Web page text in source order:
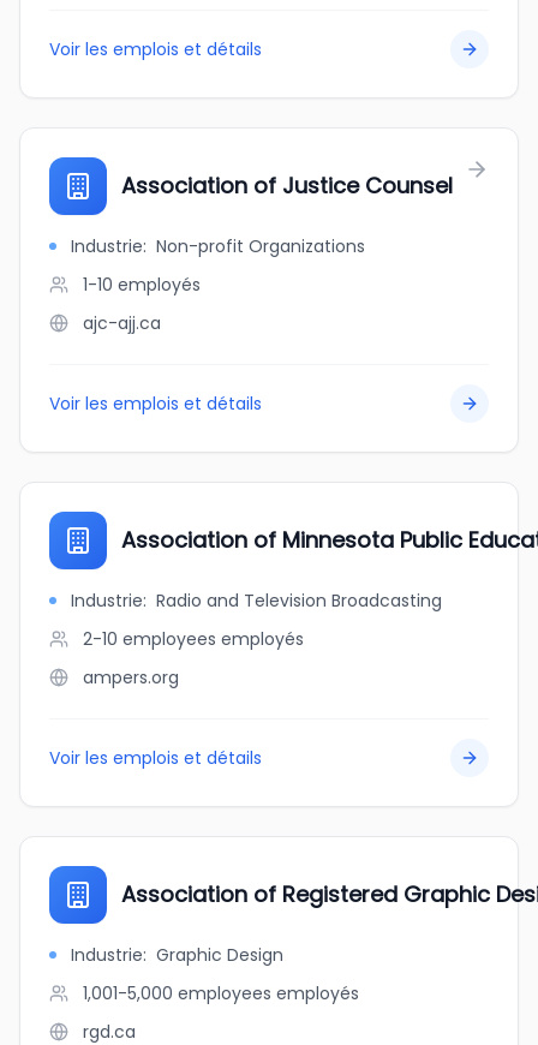
Voir les emplois et détails
Association of Justice Counsel
Industrie: Non-profit Organizations
1-10 employés
ajc-ajj.ca
Voir les emplois et détails
Association of Minnesota Public
Industrie: Radio and Television Broadcasting
2-10 employees employés
ampers.org
Voir les emplois et détails
Association of Registered Graphic
Industrie: Graphic Design
1,001-5,000 employees employés
rgd.ca